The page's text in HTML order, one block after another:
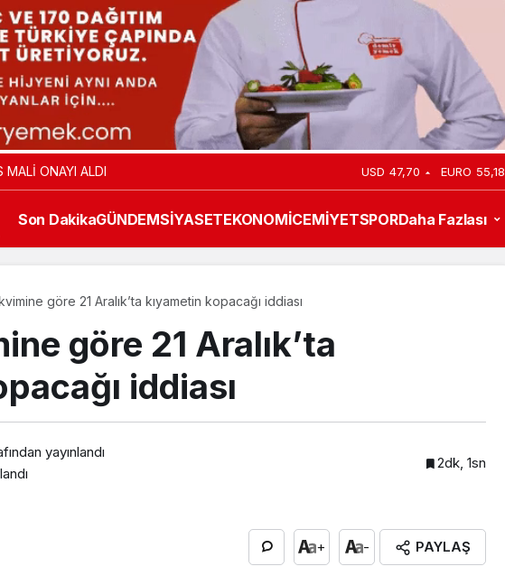
BAŞPEHLİVANI BALABAN USD 47,70 EURO 55,18
Son DakikaGÜNDEMSİYASETEKONOMİCEMİYETSPORDaha Fazlası
göre 21 Aralık’ta kıyametin kopacağı iddiası
göre 21 Aralık’ta
iddiası
yayınlandı
2dk, 1sn
+ - PAYLAŞ